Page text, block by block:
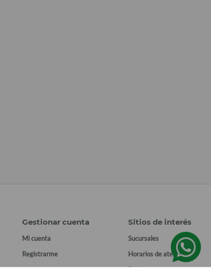
Gestionar cuenta
Mi cuenta
Registrarme
Sitios de interés
Sucursales
Horarios de atención